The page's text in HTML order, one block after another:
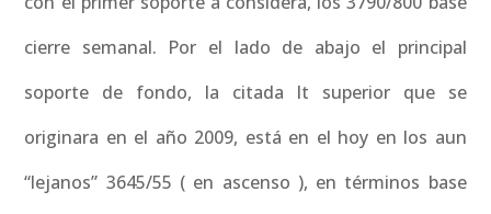
cierre semanal. Por el lado de abajo el principal
soporte de fondo, la citada lt superior que se
originara en el año 2009, está en el hoy en los aun
“lejanos” 3645/55 ( en ascenso ), en términos base